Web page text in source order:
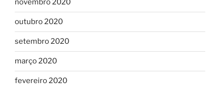
novembro 2020
outubro 2020
setembro 2020
março 2020
fevereiro 2020